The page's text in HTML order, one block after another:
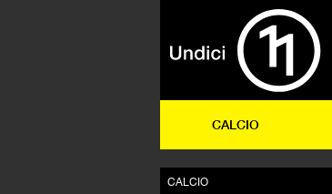
CALCIO
CALCIO